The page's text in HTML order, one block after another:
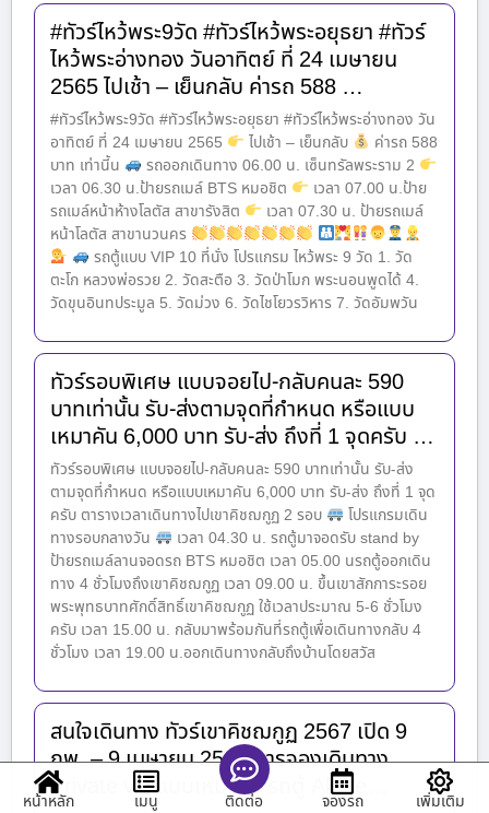
#ทัวร์ไหว้พระ9วัด #ทัวร์ไหว้พระอยุธยา #ทัวร์
ไหว้พระอ่างทอง วันอาทิตย์ ที่ 24 เมษายน
2565 ไปเช้า – เย็นกลับ ค่ารถ 588 …
#ทัวร์ไหว้พระ9วัด #ทัวร์ไหว้พระอยุธยา #ทัวร์ไหว้พระอ่างทอง วัน
อาทิตย์ ที่ 24 เมษายน 2565
ไปเช้า – เย็นกลับ
ค่ารถ 588
บาท เท่านี้น
รถออกเดินทาง 06.00 น. เซ็นทรัลพระราม 2
เวลา 06.30 น.ป้ายรถเมล์ BTS หมอชิต
เวลา 07.00 น.ป้าย
รถเมล์หน้าห้างโลตัส สาขารังสิต
เวลา 07.30 น. ป้ายรถเมล์
หน้าโลตัส สาขานวนคร
รถตู้แบบ VIP 10 ที่นั่ง โปรแกรม ไหว้พระ 9 วัด 1. วัด
ตะโก หลวงพ่อรวย 2. วัดสะตือ 3. วัดป่าโมก พระนอนพูดได้ 4.
วัดขุนอินทประมูล 5. วัดม่วง 6. วัดไชโยวรวิหาร 7. วัดอัมพวัน
ทัวร์รอบพิเศษ แบบจอยไป-กลับคนละ 590
บาทเท่านั้น รับ-ส่งตามจุดที่กำหนด หรือแบบ
เหมาคัน 6,000 บาท รับ-ส่ง ถึงที่ 1 จุดครับ …
ทัวร์รอบพิเศษ แบบจอยไป-กลับคนละ 590 บาทเท่านั้น รับ-ส่ง
ตามจุดที่กำหนด หรือแบบเหมาคัน 6,000 บาท รับ-ส่ง ถึงที่ 1 จุด
ครับ ตารางเวลาเดินทางไปเขาคิชฌกูฏ 2 รอบ
โปรแกรมเดิน
ทางรอบกลางวัน
เวลา 04.30 น. รถตู้มาจอดรับ stand by
ป้ายรถเมล์ลานจอดรถ BTS หมอชิต เวลา 05.00 นรถตู้ออกเดิน
ทาง 4 ชั่วโมงถึงเขาคิชฌกูฏ เวลา 09.00 น. ขึ้นเขาสักการะรอย
พระพุทธบาทศักดิ์สิทธิ์เขาคิชฌกูฏ ใช้เวลาประมาณ 5-6 ชั่วโมง
ครับ เวลา 15.00 น. กลับมาพร้อมกันที่รถตู้เพื่อเดินทางกลับ 4
ชั่วโมง เวลา 19.00 น.ออกเดินทางกลับถึงบ้านโดยสวัส
สนใจเดินทาง ทัวร์เขาคิชฌกูฏ 2567 เปิด 9
กพ. – 9 เมษายน 2561 การจองเดินทาง
Private vip แบบเหมาคัน รถตู้ All Ne…
หน้าหลัก เมนู ติดต่อ จองรถ เพิ่มเติม